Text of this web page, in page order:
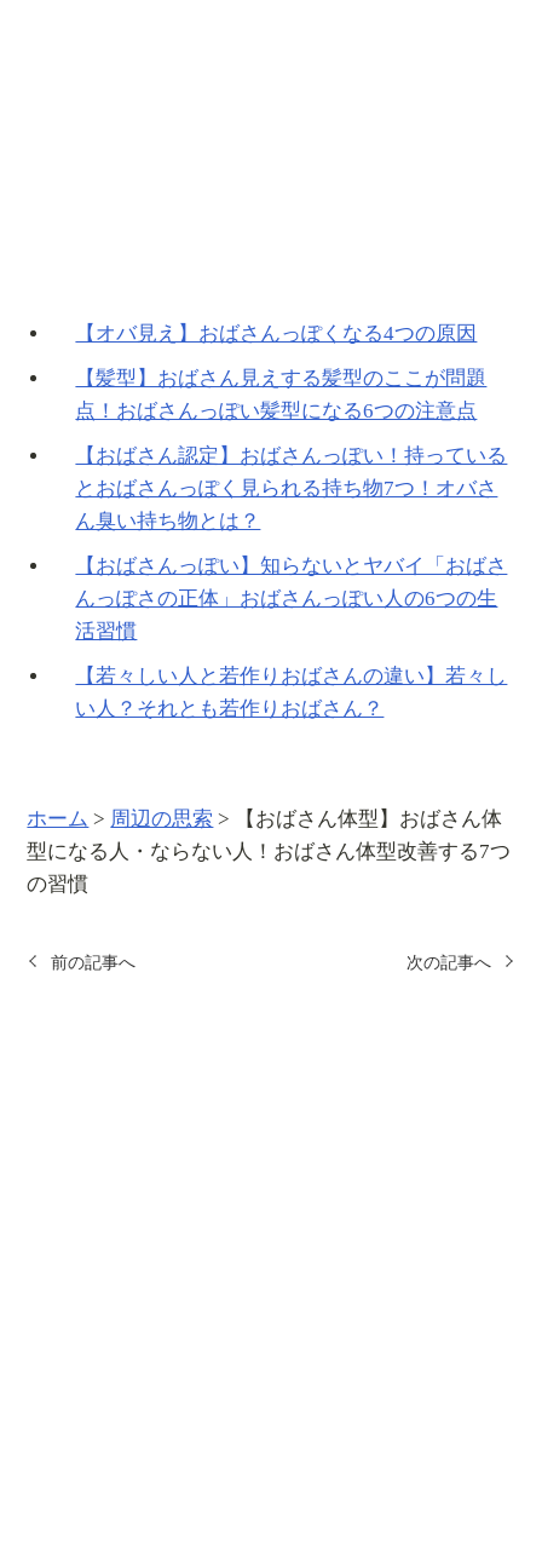
【オバ見え】おばさんっぽくなる4つの原因
【髪型】おばさん見えする髪型のここが問題
点！おばさんっぽい髪型になる6つの注意点
【おばさん認定】おばさんっぽい！持っている
とおばさんっぽく見られる持ち物7つ！オバさ
ん臭い持ち物とは？
【おばさんっぽい】知らないとヤバイ「おばさ
んっぽさの正体」おばさんっぽい人の6つの生
活習慣
【若々しい人と若作りおばさんの違い】若々し
い人？それとも若作りおばさん？
ホーム > 周辺の思索 >
【おばさん体型】おばさん体
型になる人・ならない人！おばさん体型改善する7つ
の習慣
前の記事へ 次の記事へ